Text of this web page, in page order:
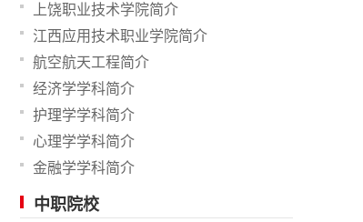
上饶职业技术学院简介
江西应用技术职业学院简介
航空航天工程简介
经济学学科简介
护理学学科简介
心理学学科简介
金融学学科简介
中职院校